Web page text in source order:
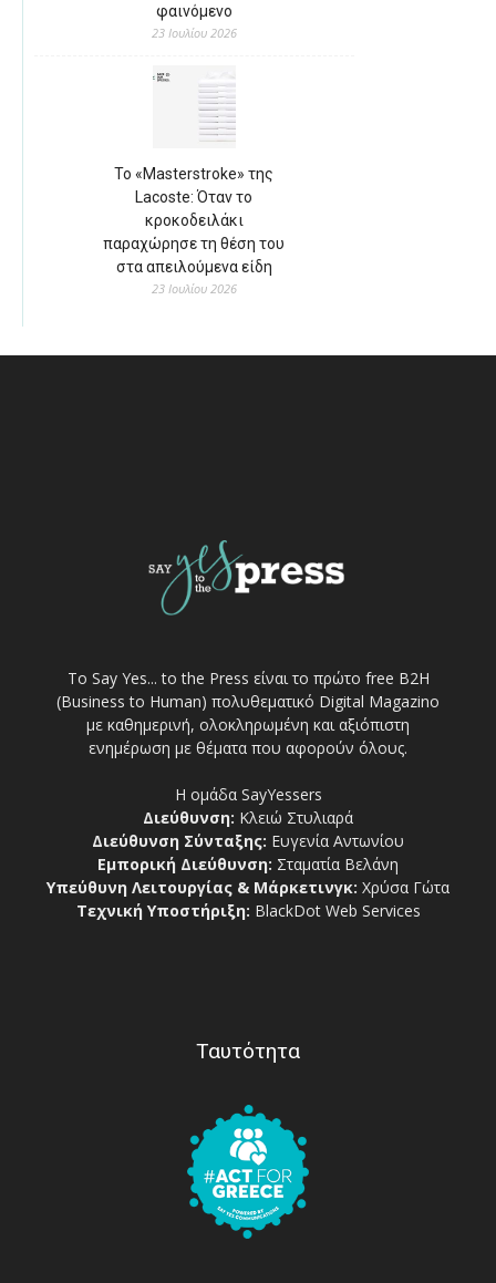
φαινόμενο
23 Ιουλίου 2026
Το «Masterstroke» της
Lacoste: Όταν το
κροκοδειλάκι
παραχώρησε τη θέση του
στα απειλούμενα είδη
23 Ιουλίου 2026
Το Say Yes... to the Press είναι το πρώτο free Β2Η
(Business to Human) πολυθεματικό Digital Magazino
με καθημερινή, ολοκληρωμένη και αξιόπιστη
ενημέρωση με θέματα που αφορούν όλους.
Η ομάδα SayYessers
Διεύθυνση: Κλειώ Στυλιαρά
Διεύθυνση Σύνταξης: Ευγενία Αντωνίου
Εμπορική Διεύθυνση: Σταματία Βελάνη
Υπεύθυνη Λειτουργίας & Μάρκετινγκ: Χρύσα Γώτα
Τεχνική Υποστήριξη: BlackDot Web Services
Ταυτότητα